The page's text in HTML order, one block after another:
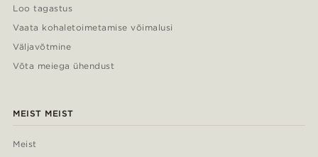
Loo tagastus
Vaata kohaletoimetamise võimalusi
Väljavõtmine
Võta meiega ühendust
MEIST MEIST
Meist